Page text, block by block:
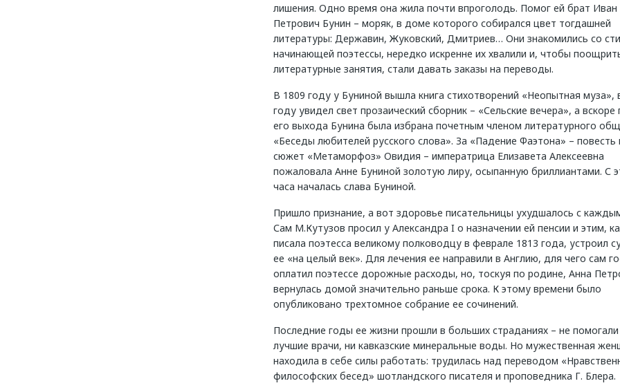
лишения. Одно время она жила почти впроголодь. Помог ей брат Иван
Петрович Бунин – моряк, в доме которого собирался цвет тогдашней
литературы: Державин, Жуковский, Дмитриев… Они знакомились со
начинающей поэтессы, нередко искренне их хвалили и, чтобы
литературные занятия, стали давать заказы на переводы.
В 1809 году у Буниной вышла книга стихотворений «Неопытная муза»,
году увидел свет прозаический сборник – «Сельские вечера», а вскоре
его выхода Бунина была избрана почетным членом литературного
«Беседы любителей русского слова». За «Падение Фаэтона» – повесть
сюжет «Метаморфоз» Овидия – императрица Елизавета Алексеевна
пожаловала Анне Буниной золотую лиру, осыпанную бриллиантами. С
часа началась слава Буниной.
Пришло признание, а вот здоровье писательницы ухудшалось с
Сам М.Кутузов просил у Александра I о назначении ей пенсии и этим,
писала поэтесса великому полководцу в феврале 1813 года, устроил
ее «на целый век». Для лечения ее направили в Англию, для чего сам
оплатил поэтессе дорожные расходы, но, тоскуя по родине, Анна
вернулась домой значительно раньше срока. К этому времени было
опубликовано трехтомное собрание ее сочинений.
Последние годы ее жизни прошли в больших страданиях – не
лучшие врачи, ни кавказские минеральные воды. Но мужественная
находила в себе силы работать: трудилась над переводом
философских бесед» шотландского писателя и проповедника Г. Блера.